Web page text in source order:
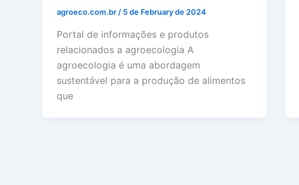
agroeco.com.br / 5 de February de 2024
Portal de informações e produtos
relacionados a agroecologia A
agroecologia é uma abordagem
sustentável para a produção de alimentos
que